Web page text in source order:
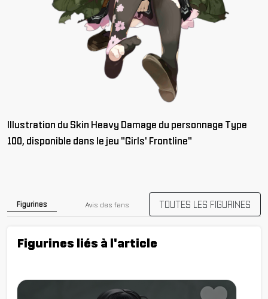
Illustration du Skin Heavy Damage du personnage Type
100, disponible dans le jeu "Girls' Frontline"
Figurines Avis des fans TOUTES LES FIGURINES
Figurines liés à l'article